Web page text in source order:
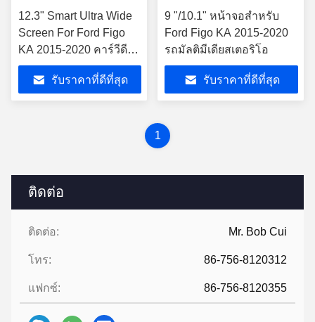
ติดต่อ
ติดต่อ: Mr. Bob Cui
โทร: 86-756-8120312
แฟกซ์: 86-756-8120355
12.3" Smart Ultra Wide
Screen For Ford Figo
KA 2015-2020 คาร์วีดีโอ
QLED มัลติมีเดีย สเตเรีย
เพลย์
รับราคาที่ดีที่สุด
9 "/10.1" หน้าจอสำหรับ
Ford Figo KA 2015-2020
รถมัลติมีเดียสเตอริโอ
รับราคาที่ดีที่สุด
1